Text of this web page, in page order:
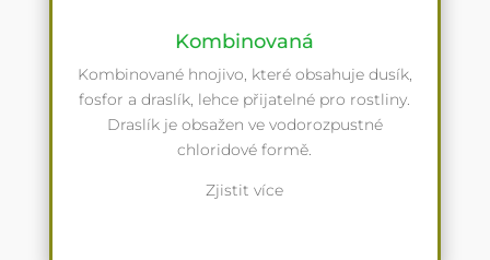
Kombinovaná
Kombinované hnojivo, které obsahuje dusík,
fosfor a draslík, lehce přijatelné pro rostliny.
Draslík je obsažen ve vodorozpustné
chloridové formě.
Zjistit více